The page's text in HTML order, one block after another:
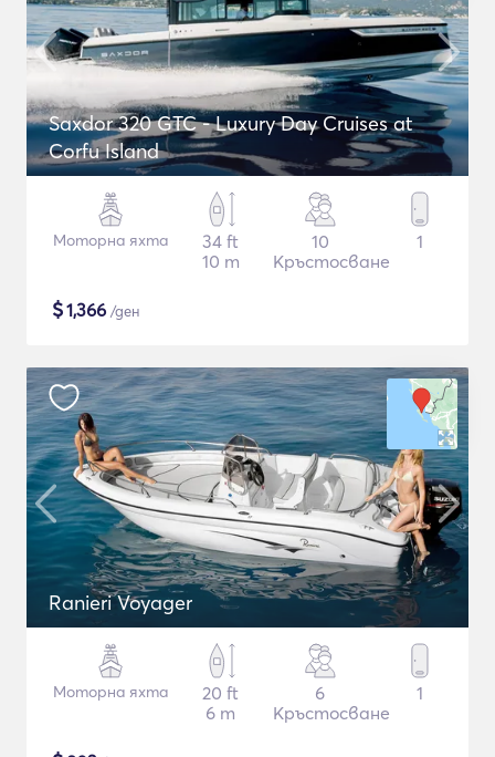
Saxdor 320 GTC - Luxury Day Cruises at
Corfu Island
Моторна яхта
34 ft
10 m
10
Кръстосване
1
$1,366 /ден
Ranieri Voyager
Моторна яхта
20 ft
6 m
6
Кръстосване
1